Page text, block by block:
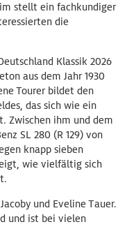
stellt ein fachkundiger
die
Klassik 2026
aus dem Jahr 1930
Tourer bildet den
das sich wie ein
Zwischen ihm und dem
SL 280 (R 129) von
knapp sieben
wie vielfältig sich
und Eveline Tauer.
und ist bei vielen